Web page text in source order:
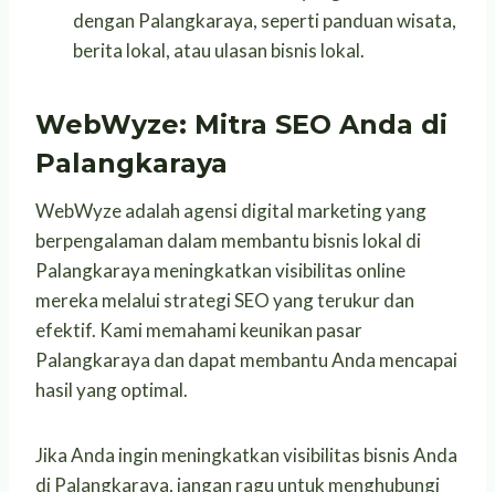
dengan Palangkaraya, seperti panduan wisata,
berita lokal, atau ulasan bisnis lokal.
WebWyze: Mitra SEO Anda di
Palangkaraya
WebWyze adalah agensi digital marketing yang
berpengalaman dalam membantu bisnis lokal di
Palangkaraya meningkatkan visibilitas online
mereka melalui strategi SEO yang terukur dan
efektif. Kami memahami keunikan pasar
Palangkaraya dan dapat membantu Anda mencapai
hasil yang optimal.
Jika Anda ingin meningkatkan visibilitas bisnis Anda
di Palangkaraya, jangan ragu untuk menghubungi